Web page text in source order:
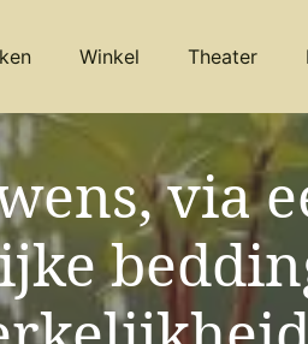
Winkel Theater
via